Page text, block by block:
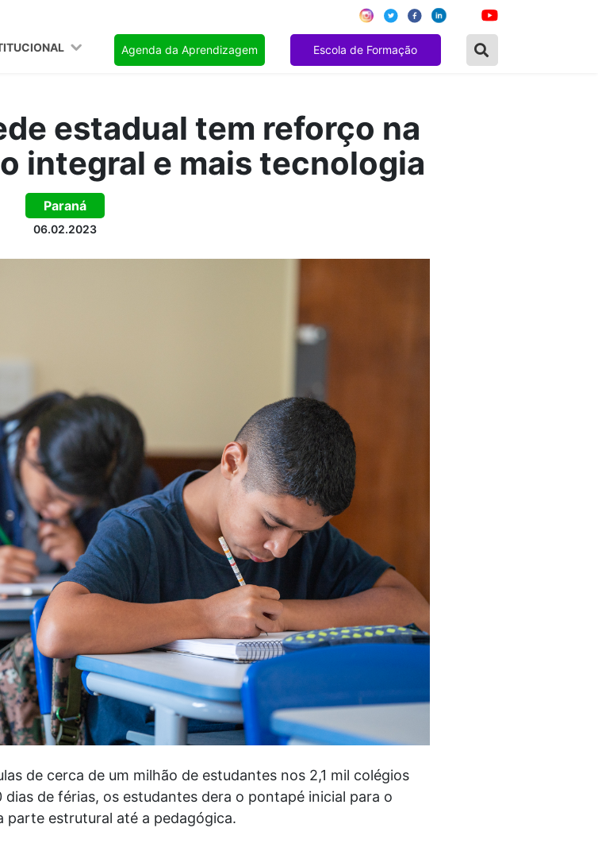
Agenda da Aprendizagem Escola de Formação
estadual tem reforço na
integral e mais tecnologia
Paraná
06.02.2023
de cerca de um milhão de estudantes nos 2,1 mil colégios
de férias, os estudantes dera o pontapé inicial para o
parte estrutural até a pedagógica.